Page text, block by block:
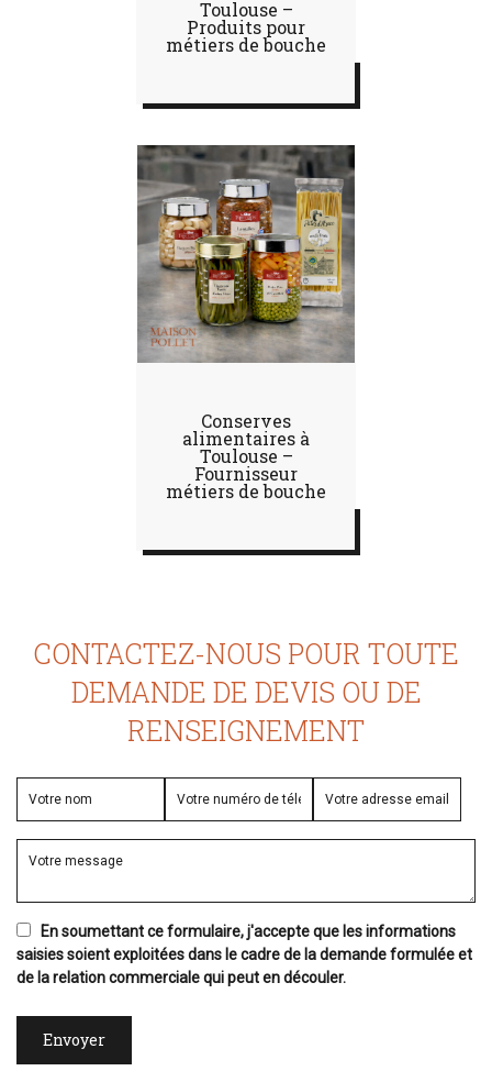
Toulouse –
Produits pour
métiers de bouche
Conserves
alimentaires à
Toulouse –
Fournisseur
métiers de bouche
CONTACTEZ-NOUS POUR TOUTE
DEMANDE DE DEVIS OU DE
RENSEIGNEMENT
En soumettant ce formulaire, j'accepte que les informations
saisies soient exploitées dans le cadre de la demande formulée et
de la relation commerciale qui peut en découler.